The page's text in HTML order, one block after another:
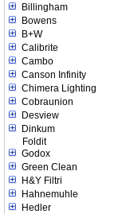
Billingham
Bowens
B+W
Calibrite
Cambo
Canson Infinity
Chimera Lighting
Cobraunion
Desview
Dinkum
Foldit
Godox
Green Clean
H&Y Filtri
Hahnemuhle
Hedler